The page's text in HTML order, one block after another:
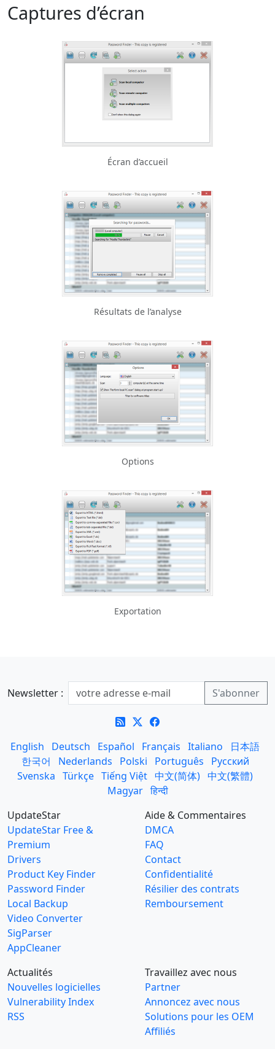
Captures d’écran
Écran d’accueil
Résultats de l’analyse
Options
Exportation
Newsletter :
English Deutsch Español Français Italiano
日本語
한국어
Nederlands Polski Português
Русский
Svenska Türkçe Tiếng Việt 中文(简体) 中文(繁體)
Magyar हिन्दी
UpdateStar
UpdateStar Free &
Premium
Drivers
Product Key Finder
Password Finder
Local Backup
Video Converter
SigParser
AppCleaner
Aide & Commentaires
DMCA
FAQ
Contact
Confidentialité
Résilier des contrats
Remboursement
Actualités
Nouvelles logicielles
Vulnerability Index
RSS
Travaillez avec nous
Partner
Annoncez avec nous
Solutions pour les OEM
Affiliés